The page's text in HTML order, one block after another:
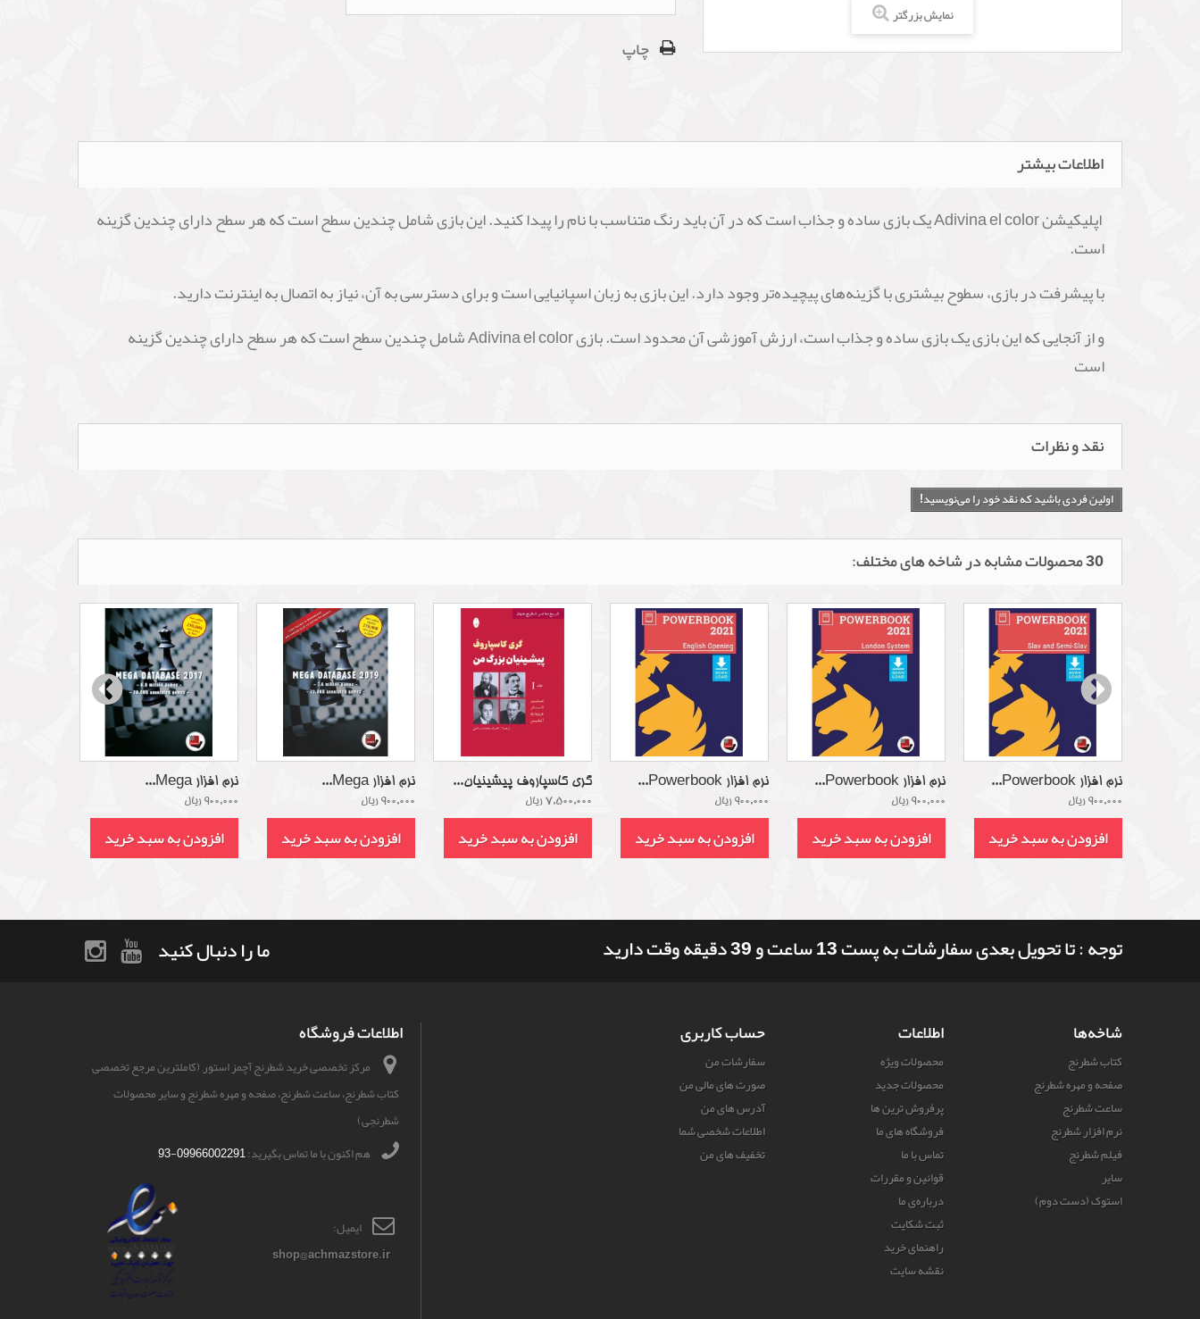
نمایش بزرگتر
چاپ
اطلاعات بیشتر
اپلیکیشن Adivina el color یک بازی ساده و جذاب است که در آن باید رنگ متناسب با نام را پیدا کنید. این بازی شامل چندین سطح است که هر سطح دارای چندین گزینه
است.
با پیشرفت در بازی، سطوح بیشتری با گزینه‌های پیچیده‌تر وجود دارد. این بازی به زبان اسپانیایی است و برای دسترسی به آن، نیاز به اتصال به اینترنت دارید.
و از آنجایی که این بازی یک بازی ساده و جذاب است، ارزش آموزشی آن محدود است. بازی Adivina el color شامل چندین سطح است که هر سطح دارای چندین گزینه
است
نقد و نظرات
اولین فردی باشید که نقد خود را می‌نویسید!
30 محصولات مشابه در شاخه های مختلف:
نرم افزار Mega...
900,000 ریال
افزودن به سبد خرید
نرم افزار Mega...
900,000 ریال
افزودن به سبد خرید
گری کاسپاروف پیشینیان...
7,500,000 ریال
افزودن به سبد خرید
نرم افزار Powerbook...
900,000 ریال
افزودن به سبد خرید
نرم افزار Powerbook...
900,000 ریال
افزودن به سبد خرید
نرم افزار Powerbook...
900,000 ریال
افزودن به سبد خرید
توجه : تا تحویل بعدی سفارشات به پست 13 ساعت و 39 دقیقه وقت دارید ما را دنبال کنید
شاخه‌ها
کتاب شطرنج
صفحه و مهره شطرنج
ساعت شطرنج
نرم افزار شطرنج
فیلم شطرنج
سایر
استوک (دست دوم)
اطلاعات
محصولات ویژه
محصولات جدید
پرفروش ترین‌ ها
فروشگاه های ما
تماس با ما
قوانین و مقررات
درباره‌ی ما
ثبت شکایت
راهنمای خرید
نقشه سایت
حساب کاربری
سفارشات من
صورت های مالی من
آدرس های من
اطلاعات شخصی شما
تخفیف های من
اطلاعات فروشگاه
مرکز تخصصی خرید شطرنج آچمز استور, (کاملترین مرجع تخصصی
کتاب شطرنج، ساعت شطرنج، صفحه و مهره شطرنج و سایر محصولات
شطرنجی)
هم اکنون با ما تماس بگیرید: 09966002291-93
ایمیل:
shop@achmazstore.ir